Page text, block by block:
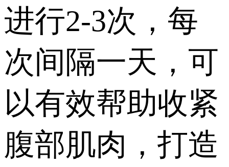
进行2-3次，每
次间隔一天，可
以有效帮助收紧
腹部肌肉，打造